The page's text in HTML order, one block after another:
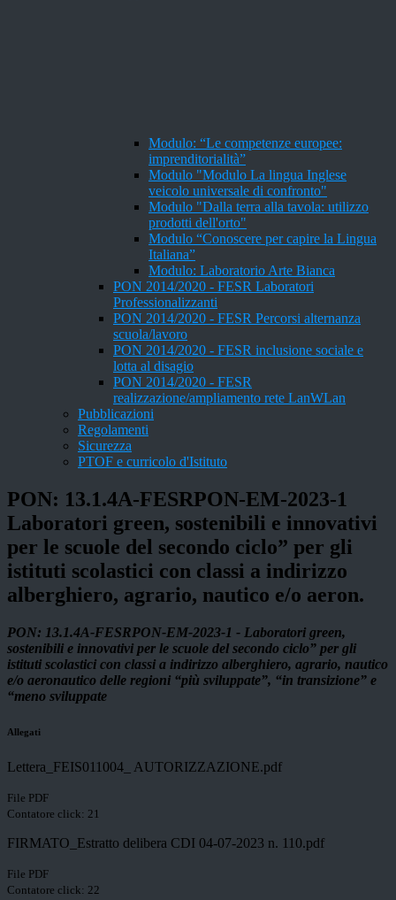
Modulo: “Le competenze europee:
imprenditorialità”
Modulo "Modulo La lingua Inglese
veicolo universale di confronto"
Modulo "Dalla terra alla tavola: utilizzo
prodotti dell'orto"
Modulo “Conoscere per capire la Lingua
Italiana”
Modulo: Laboratorio Arte Bianca
PON 2014/2020 - FESR Laboratori
Professionalizzanti
PON 2014/2020 - FESR Percorsi alternanza
scuola/lavoro
PON 2014/2020 - FESR inclusione sociale e
lotta al disagio
PON 2014/2020 - FESR
realizzazione/ampliamento rete LanWLan
Pubblicazioni
Regolamenti
Sicurezza
PTOF e curricolo d'Istituto
PON: 13.1.4A-FESRPON-EM-2023-1
Laboratori green, sostenibili e innovativi
per le scuole del secondo ciclo” per gli
istituti scolastici con classi a indirizzo
alberghiero, agrario, nautico e/o aeron.
PON: 13.1.4A-FESRPON-EM-2023-1 - Laboratori green,
sostenibili e innovativi per le scuole del secondo ciclo” per gli
istituti scolastici con classi a indirizzo alberghiero, agrario, nautico
e/o aeronautico delle regioni “più sviluppate”, “in transizione” e
“meno sviluppate
Allegati
Lettera_FEIS011004_ AUTORIZZAZIONE.pdf
File PDF
Contatore click: 21
FIRMATO_Estratto delibera CDI 04-07-2023 n. 110.pdf
File PDF
Contatore click: 22